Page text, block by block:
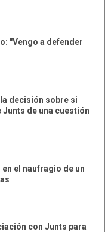
"Vengo a defender
decisión sobre si
de una cuestión
el naufragio de un
con Junts para